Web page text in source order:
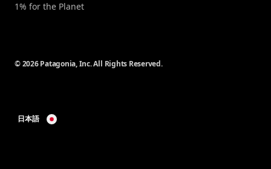
1% for the Planet
© 2026 Patagonia, Inc. All Rights Reserved.
日本語